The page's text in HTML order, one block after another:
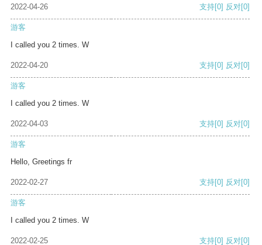
2022-04-26 支持[0] 反对[0]
游客
I called you 2 times. W
2022-04-20 支持[0] 反对[0]
游客
I called you 2 times. W
2022-04-03 支持[0] 反对[0]
游客
Hello, Greetings fr
2022-02-27 支持[0] 反对[0]
游客
I called you 2 times. W
2022-02-25 支持[0] 反对[0]